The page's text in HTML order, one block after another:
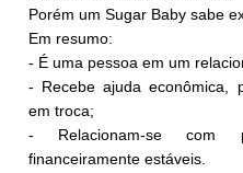
Porém um Sugar Baby sabe
Em resumo:
- É uma pessoa em um
- Recebe ajuda econômica,
em troca;
- Relacionam-se com
financeiramente estáveis.